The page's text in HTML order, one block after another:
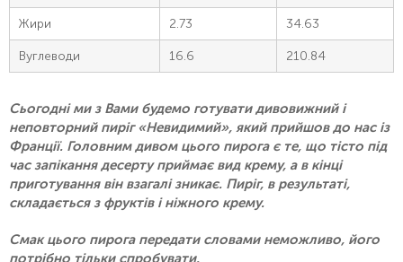
Жири 2.73 34.63
Вуглеводи 16.6 210.84
Сьогодні ми з Вами будемо готувати дивовижний і
неповторний пиріг «Невидимий», який прийшов до нас із
Франції. Головним дивом цього пирога є те, що тісто під
час запікання десерту приймає вид крему, а в кінці
приготування він взагалі зникає. Пиріг, в результаті,
складається з фруктів і ніжного крему.
Смак цього пирога передати словами неможливо, його
потрібно тільки спробувати.